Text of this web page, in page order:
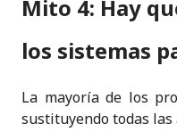
Mito 4: Hay
los sistemas
La mayoría de los
sustituyendo todas